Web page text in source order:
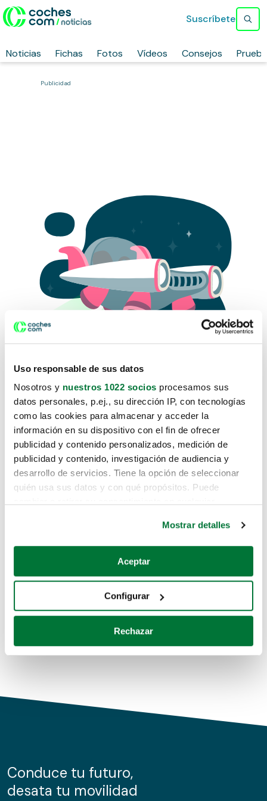
Uso responsable de sus datos
Nosotros y nuestros 1022 socios procesamos sus
datos personales, p.ej., su dirección IP, con tecnologías
como las cookies para almacenar y acceder la
información en su dispositivo con el fin de ofrecer
publicidad y contenido personalizados, medición de
publicidad y contenido, investigación de audiencia y
desarrollo de servicios. Tiene la opción de seleccionar
quién usa sus datos y con qué propósitos. Puede
Si lo permite, también quisiéramos:
Recopilar información sobre su ubicación geográfica
Identificar su dispositivo analizándolo activamente
para buscar características específicas (huellas
Obtenga más información sobre cómo se procesan sus
de cookies.
información sobre el uso que haga del sitio web con
nuestros partners de redes sociales, publicidad y análisis
Mostrar detalles
Aceptar
Configurar
Rechazar
Noticias Fichas Fotos Vídeos Consejos
Suscríbete
Publicidad
Lo sentimos, no sabemos como
te hemos traido hasta aquí.
Pero puedes encontrar el coche que estás
buscando en alguno de estos enlaces:
Coches de segunda mano
Coches de km0
Conduce tu futuro,
desata tu movilidad